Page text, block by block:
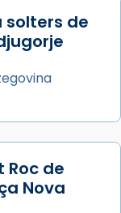
solters de
Roc de
Nova